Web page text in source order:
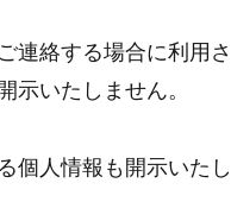
連絡する場合に利用さ
示いたしません。
個人情報も開示いたし